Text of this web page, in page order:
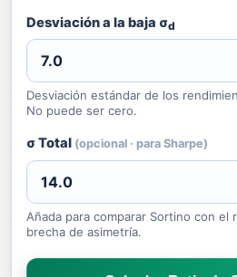
Desviación a la baja σd
Desviación estándar de los
No puede ser cero.
σ Total (opcional · para Sharpe)
Añada para comparar Sortino con el
brecha de asimetría.